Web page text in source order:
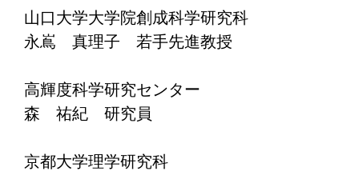
山口大学大学院創成科学研究科
永嶌 真理子 若手先進教授
高輝度科学研究センター
森 祐紀 研究員
京都大学理学研究科